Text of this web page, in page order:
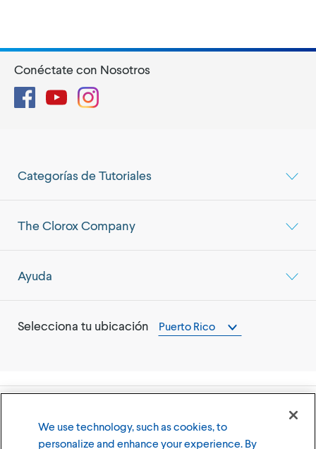
Categorías de Tutoriales
The Clorox Company
Ayuda
Selecciona tu ubicación Puerto Rico
Conéctate con Nosotros
FacebookYouTubeInstagram
Términos y Condiciones de Uso Política de Privacidad
We use technology, such as cookies, to
personalize and enhance your experience. By